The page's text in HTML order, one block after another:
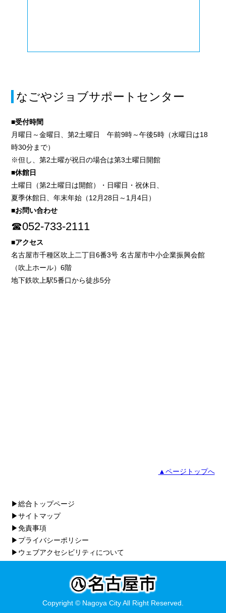
なごやジョブサポートセンター
■受付時間
月曜日～金曜日、第2土曜日 午前9時～午後5時（水曜日は18
時30分まで）
※但し、第2土曜が祝日の場合は第3土曜日開館
■休館日
土曜日（第2土曜日は開館）・日曜日・祝休日、
夏季休館日、年末年始（12月28日～1月4日）
■お問い合わせ
☎052-733-2111
■アクセス
名古屋市千種区吹上二丁目6番3号 名古屋市中小企業振興会館
（吹上ホール）6階
地下鉄吹上駅5番口から徒歩5分
▲ページトップへ
▶総合トップページ
▶サイトマップ
▶免責事項
▶プライバシーポリシー
▶ウェブアクセシビリティについて
Copyright © Nagoya City All Right Reserved.